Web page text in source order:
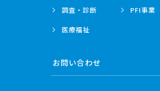
調査・診断 PFI事業
医療福祉
お問い合わせ